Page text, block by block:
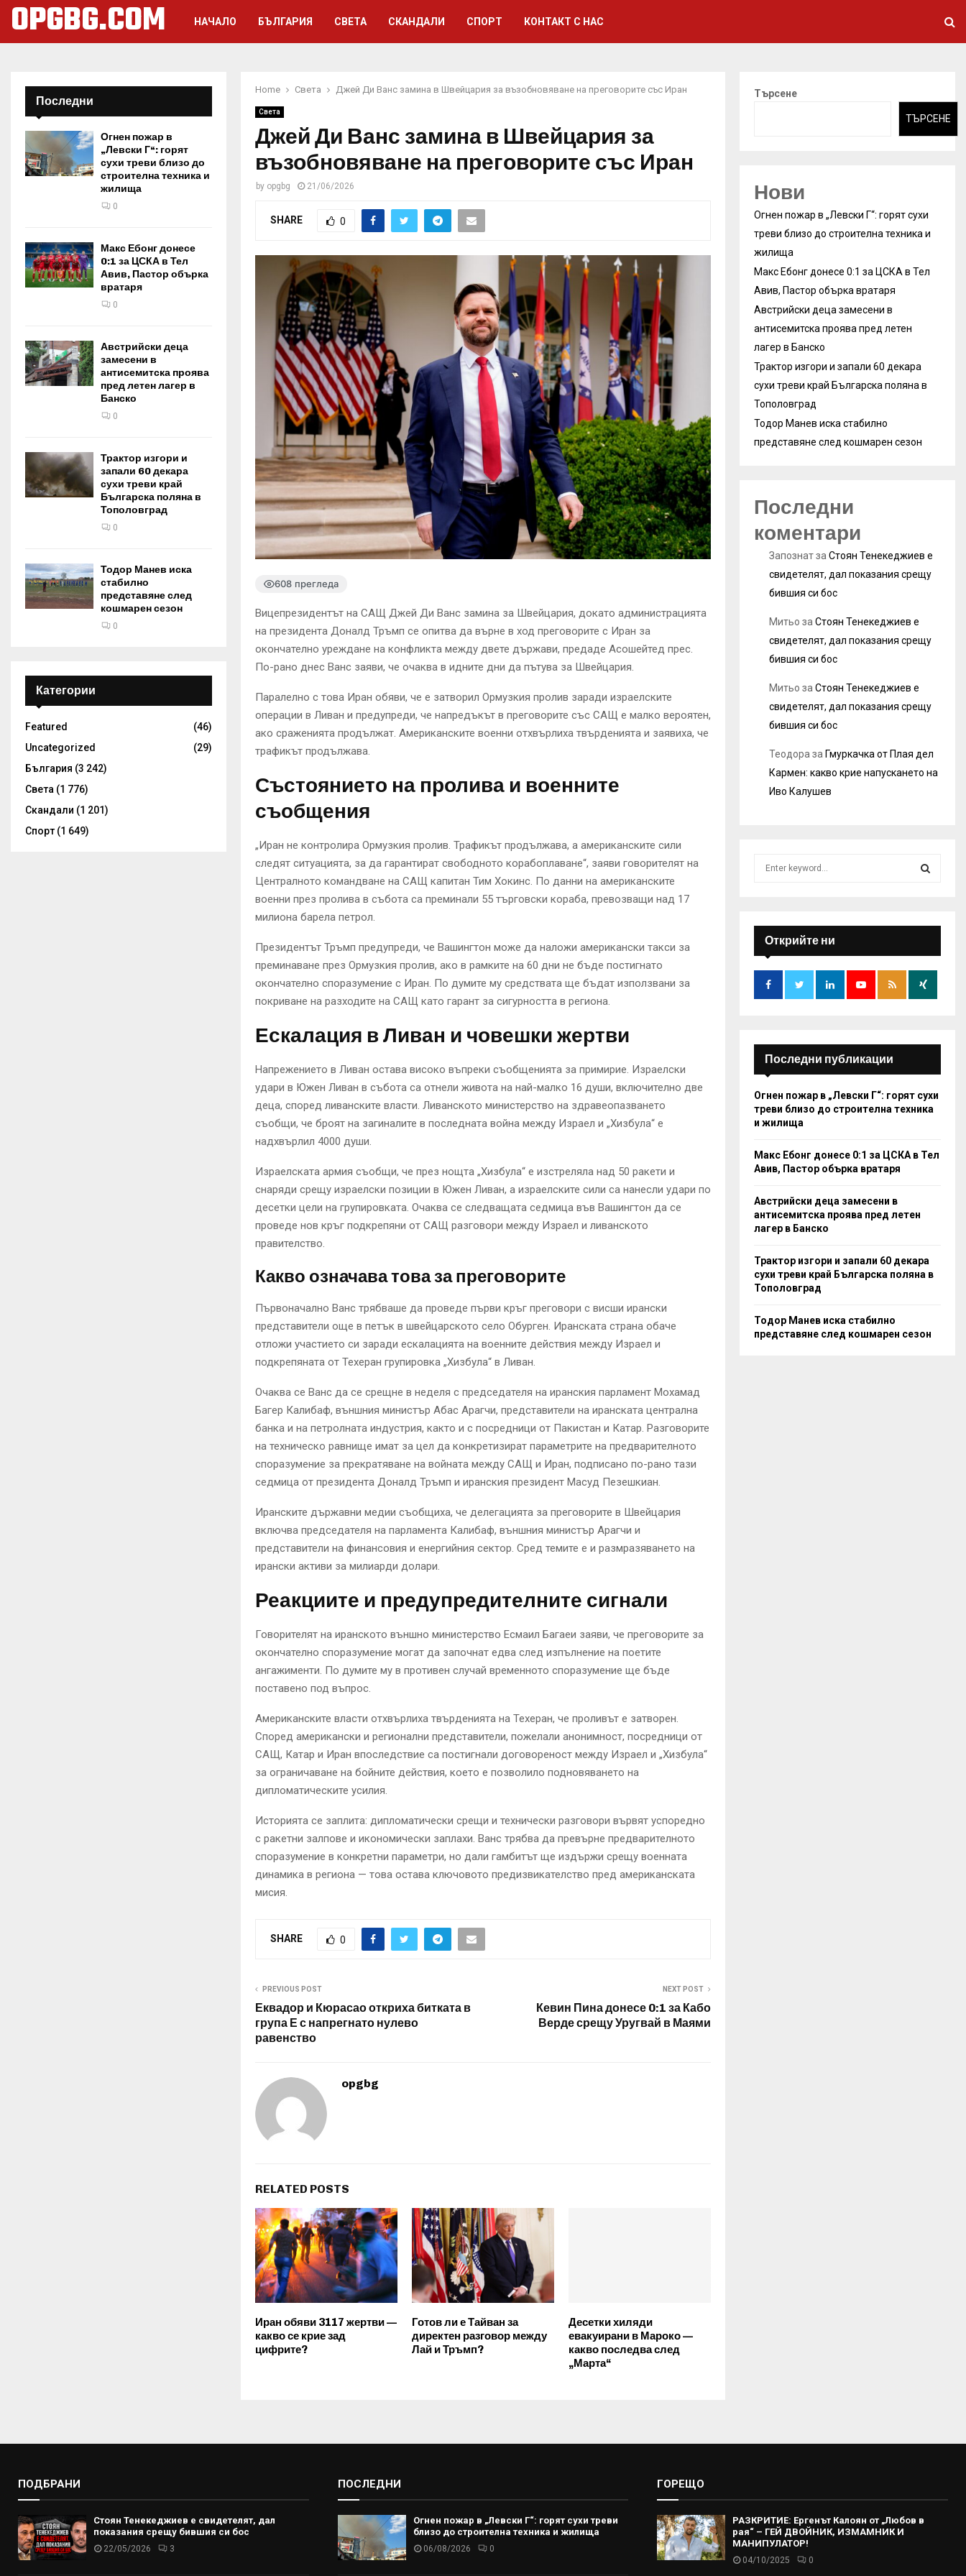
OPGBG.COM НАЧАЛО БЪЛГАРИЯ СВЕТА СКАНДАЛИ СПОРТ КОНТАКТ С НАС
Home Света Джей Ди Ванс замина в Швейцария за възобновяване на преговорите със Иран
Света
Джей Ди Ванс замина в Швейцария за
възобновяване на преговорите със Иран
by opgbg 21/06/2026
SHARE 0
608 прегледа
Вицепрезидентът на САЩ Джей Ди Ванс замина за Швейцария, докато администрацията
на президента Доналд Тръмп се опитва да върне в ход преговорите с Иран за
окончателно уреждане на конфликта между двете държави, предаде Асошейтед прес.
По-рано днес Ванс заяви, че очаква в идните дни да пътува за Швейцария.
Паралелно с това Иран обяви, че е затворил Ормузкия пролив заради израелските
операции в Ливан и предупреди, че напредъкът в преговорите със САЩ е малко вероятен,
ако сраженията продължат. Американските военни отхвърлиха твърденията и заявиха, че
трафикът продължава.
Състоянието на пролива и военните
съобщения
„Иран не контролира Ормузкия пролив. Трафикът продължава, а американските сили
следят ситуацията, за да гарантират свободното корабоплаване“, заяви говорителят на
Централното командване на САЩ капитан Тим Хокинс. По данни на американските
военни през пролива в събота са преминали 55 търговски кораба, превозващи над 17
милиона барела петрол.
Президентът Тръмп предупреди, че Вашингтон може да наложи американски такси за
преминаване през Ормузкия пролив, ако в рамките на 60 дни не бъде постигнато
окончателно споразумение с Иран. По думите му средствата ще бъдат използвани за
покриване на разходите на САЩ като гарант за сигурността в региона.
Ескалация в Ливан и човешки жертви
Напрежението в Ливан остава високо въпреки съобщенията за примирие. Израелски
удари в Южен Ливан в събота са отнели живота на най-малко 16 души, включително две
деца, според ливанските власти. Ливанското министерство на здравеопазването
съобщи, че броят на загиналите в последната война между Израел и „Хизбула“ е
надхвърлил 4000 души.
Израелската армия съобщи, че през нощта „Хизбула“ е изстреляла над 50 ракети и
снаряди срещу израелски позиции в Южен Ливан, а израелските сили са нанесли удари по
десетки цели на групировката. Очаква се следващата седмица във Вашингтон да се
проведе нов кръг подкрепяни от САЩ разговори между Израел и ливанското
правителство.
Какво означава това за преговорите
Първоначално Ванс трябваше да проведе първи кръг преговори с висши ирански
представители още в петък в швейцарското село Обурген. Иранската страна обаче
отложи участието си заради ескалацията на военните действия между Израел и
подкрепяната от Техеран групировка „Хизбула“ в Ливан.
Очаква се Ванс да се срещне в неделя с председателя на иранския парламент Мохамад
Багер Калибаф, външния министър Абас Арагчи, представители на иранската централна
банка и на петролната индустрия, както и с посредници от Пакистан и Катар. Разговорите
на техническо равнище имат за цел да конкретизират параметрите на предварителното
споразумение за прекратяване на войната между САЩ и Иран, подписано по-рано тази
седмица от президента Доналд Тръмп и иранския президент Масуд Пезешкиан.
Иранските държавни медии съобщиха, че делегацията за преговорите в Швейцария
включва председателя на парламента Калибаф, външния министър Арагчи и
представители на финансовия и енергийния сектор. Сред темите е и размразяването на
ирански активи за милиарди долари.
Реакциите и предупредителните сигнали
Говорителят на иранското външно министерство Есмаил Багаеи заяви, че преговорите за
окончателно споразумение могат да започнат едва след изпълнение на поетите
ангажименти. По думите му в противен случай временното споразумение ще бъде
поставено под въпрос.
Американските власти отхвърлиха твърденията на Техеран, че проливът е затворен.
Според американски и регионални представители, пожелали анонимност, посредници от
САЩ, Катар и Иран впоследствие са постигнали договореност между Израел и „Хизбула“
за ограничаване на бойните действия, което е позволило подновяването на
дипломатическите усилия.
Историята се заплита: дипломатически срещи и технически разговори вървят успоредно
с ракетни залпове и икономически заплахи. Ванс трябва да превърне предварителното
споразумение в конкретни параметри, но дали гамбитът ще издържи срещу военната
динамика в региона — това остава ключовото предизвикателство пред американската
мисия.
SHARE 0
PREVIOUS POST
Еквадор и Кюрасао откриха битката в
група Е с напрегнато нулево
равенство
NEXT POST
Кевин Пина донесе 0:1 за Кабо
Верде срещу Уругвай в Маями
opgbg
RELATED POSTS
Иран обяви 3117 жертви —
какво се крие зад
цифрите?
Готов ли е Тайван за
директен разговор между
Лай и Тръмп?
Десетки хиляди
евакуирани в Мароко —
какво последва след
„Марта“
Последни
Огнен пожар в
„Левски Г“: горят
сухи треви близо до
строителна техника и
жилища
0
Макс Ебонг донесе
0:1 за ЦСКА в Тел
Авив, Пастор обърка
вратаря
0
Австрийски деца
замесени в
антисемитска проява
пред летен лагер в
Банско
0
Трактор изгори и
запали 60 декара
сухи треви край
Българска поляна в
Тополовград
0
Тодор Манев иска
стабилно
представяне след
кошмарен сезон
0
Категории
Featured
(46)
Uncategorized
(29)
България (3 242)
Света (1 776)
Скандали (1 201)
Спорт (1 649)
Търсене
ТЪРСЕНЕ
Нови
Огнен пожар в „Левски Г“: горят сухи
треви близо до строителна техника и
жилища
Макс Ебонг донесе 0:1 за ЦСКА в Тел
Авив, Пастор обърка вратаря
Австрийски деца замесени в
антисемитска проява пред летен
лагер в Банско
Трактор изгори и запали 60 декара
сухи треви край Българска поляна в
Тополовград
Тодор Манев иска стабилно
представяне след кошмарен сезон
Последни
коментари
Запознатза Стоян Тенекеджиев е
свидетелят, дал показания срещу
бившия си бос
Митьо за Стоян Тенекеджиев е
свидетелят, дал показания срещу
бившия си бос
Митьо за Стоян Тенекеджиев е
свидетелят, дал показания срещу
бившия си бос
Теодора за Гмуркачка от Плая дел
Кармен: какво крие напускането на
Иво Калушев
:
E
A
R
Открийте ни
Последни публикации
Огнен пожар в „Левски Г“: горят сухи
треви близо до строителна техника
и жилища
Макс Ебонг донесе 0:1 за ЦСКА в Тел
Авив, Пастор обърка вратаря
Австрийски деца замесени в
антисемитска проява пред летен
лагер в Банско
Трактор изгори и запали 60 декара
сухи треви край Българска поляна в
Тополовград
Тодор Манев иска стабилно
представяне след кошмарен сезон
ПОДБРАНИ
Стоян Тенекеджиев е свидетелят, дал
показания срещу бившия си бос
22/05/2026 3
ПОСЛЕДНИ
Огнен пожар в „Левски Г“: горят сухи треви
близо до строителна техника и жилища
06/08/2026 0
ГОРЕЩО
РАЗКРИТИЕ: Ергенът Калоян от „Любов в
рая“ – ГЕЙ ДВОЙНИК, ИЗМАМНИК И
МАНИПУЛАТОР!
04/10/2025 0